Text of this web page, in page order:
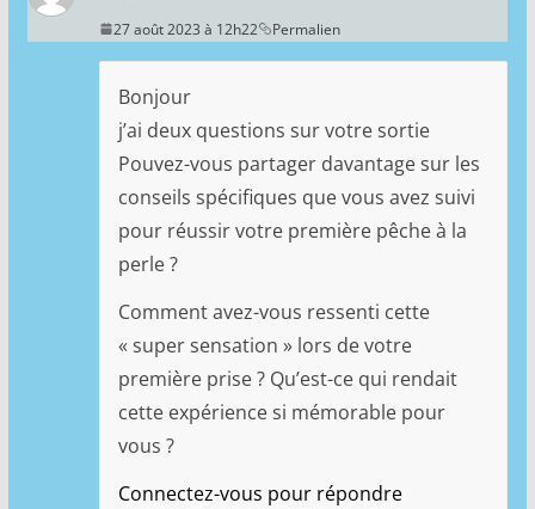
27 août 2023 à 12h22 Permalien
Bonjour
j’ai deux questions sur votre sortie
Pouvez-vous partager davantage sur les
conseils spécifiques que vous avez suivi
pour réussir votre première pêche à la
perle ?
Comment avez-vous ressenti cette
« super sensation » lors de votre
première prise ? Qu’est-ce qui rendait
cette expérience si mémorable pour
vous ?
Connectez-vous pour répondre